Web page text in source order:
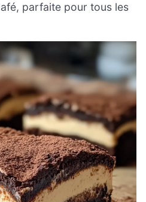
parfaite pour tous les